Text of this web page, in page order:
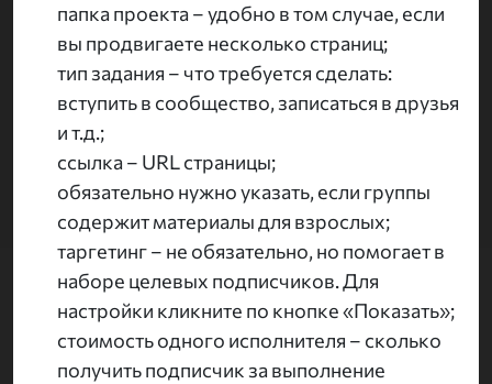
папка проекта – удобно в том случае, если
вы продвигаете несколько страниц;
тип задания – что требуется сделать:
вступить в сообщество, записаться в друзья
и т.д.;
ссылка – URL страницы;
обязательно нужно указать, если группы
содержит материалы для взрослых;
таргетинг – не обязательно, но помогает в
наборе целевых подписчиков. Для
настройки кликните по кнопке «Показать»;
стоимость одного исполнителя – сколько
получить подписчик за выполнение